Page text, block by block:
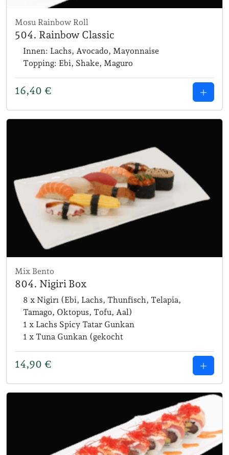
Mosu Rainbow Roll
504. Rainbow Classic
Innen: Lachs, Avocado, Mayonnaise
Topping: Ebi, Shake, Maguro
16,40 €
Mix Bento
804. Nigiri Box
8 x Nigirı (Ebi, Lachs, Thunfisch, Telapia,
Tamago, Oktopus, Tofu, Aal)
1 x Lachs Spicy Tatar Gunkan
1 x Tuna Gunkan (gekocht
14,90 €